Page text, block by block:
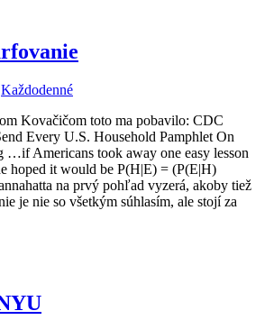
Každodenné
Kovačičom toto ma pobavilo: CDC
Every U.S. Household Pamphlet On
…if Americans took away one easy lesson
hoped it would be P(H|E) = (P(E|H)
na prvý pohľad vyzerá, akoby tiež
je nie so všetkým súhlasím, ale stojí za